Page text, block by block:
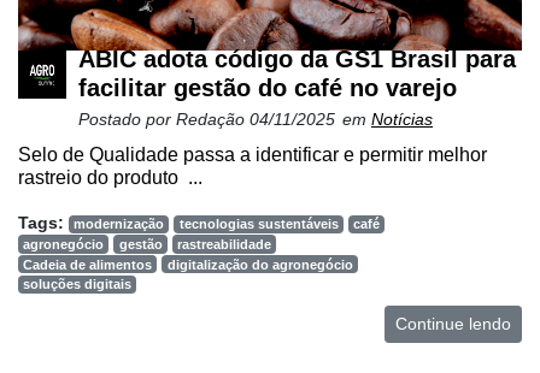
Manager
CHB
ABIC adota código da GS1 Brasil para
facilitar gestão do café no varejo
Postado por Redação 04/11/2025 em Notícias
Selo de Qualidade passa a identificar e permitir melhor
rastreio do produto ...
Tags: modernização tecnologias sustentáveis
café
agronegócio
gestão
rastreabilidade
Cadeia de alimentos
digitalização do agronegócio
soluções digitais
Continue lendo